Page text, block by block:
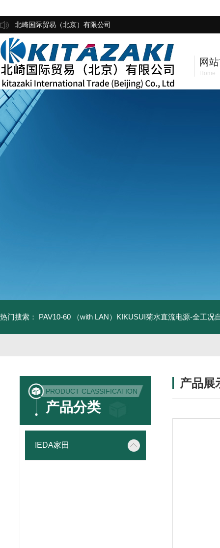
北崎国际贸易（北京）有限公司
网
Home
热门搜索： PAV10-60 （with LAN）KIKUSUI菊水直流电源-全工况
PRODUCT CLASSIFICATION
产品分类
IEDA家田
产品展